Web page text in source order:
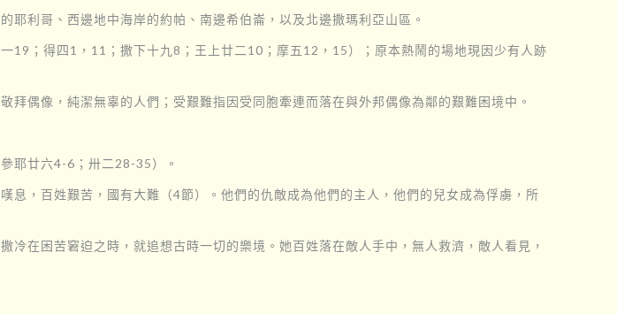
耶利哥、西邊地中海岸的約帕、南邊希伯崙，以及北邊撒瑪利亞山區。
19；得四1，11；撒下十九8；王上廿二10；摩五12，15）；原本熱鬧的場地現因少有人跡
拜偶像，純潔無辜的人們；受艱難指因受同胞牽連而落在與外邦偶像為鄰的艱難困境中。
耶廿六4-6；卅二28-35）。
，百姓艱苦，國有大難（4節）。他們的仇敵成為他們的主人，他們的兒女成為俘虜，所
冷在困苦窘迫之時，就追想古時一切的樂境。她百姓落在敵人手中，無人救濟，敵人看見，